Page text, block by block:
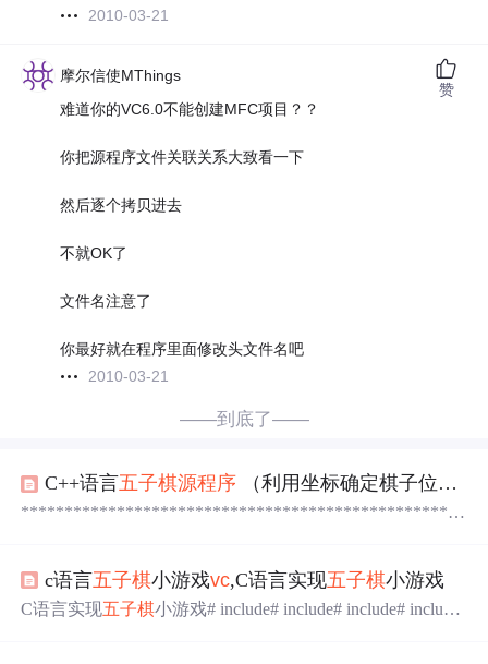
2010-03-21
摩尔信使MThings
难道你的VC6.0不能创建MFC项目？？
你把源程序文件关联关系大致看一下
然后逐个拷贝进去
不就OK了
文件名注意了
你最好就在程序里面修改头文件名吧
2010-03-21
赞
——到底了——
C++语言五子棋源程序 （利用坐标确定棋子位置）
***************************************************
支持画图函数，无法画出棋盘和棋子) * Email:ypsky@mail
2.nyist.net ******************************
c语言五子棋小游戏vc,C语言实现五子棋小游戏
C语言实现五子棋小游戏# include# include# include# includ